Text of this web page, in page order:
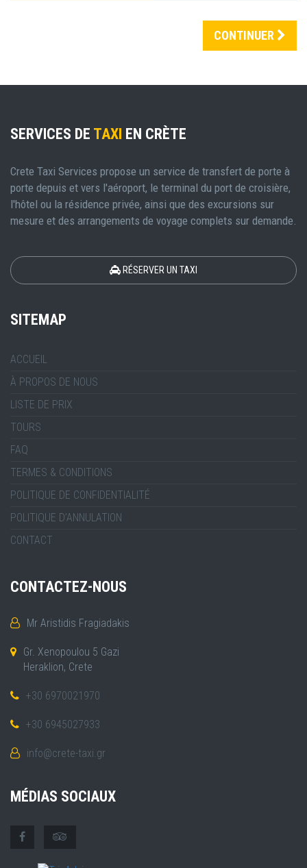
CONTINUER
SERVICES DE TAXI EN CRÈTE
Crete Taxi Services propose un service de transfert de porte à
porte depuis et vers l'aéroport, le terminal du port de croisière,
l'hôtel ou la résidence privée, ainsi que des excursions sur
mesure et des arrangements de voyage complets sur demande.
RÉSERVER UN TAXI
SITEMAP
ACCUEIL
À PROPOS DE NOUS
LISTE DE PRIX
TOURS
FAQ
TERMES & CONDITIONS
POLITIQUE DE CONFIDENTIALITÉ
POLITIQUE D’ANNULATION
CONTACT
CONTACTEZ-NOUS
Mr Aristidis Fragiadakis
Gr. Xenopoulou 5 Gazi
Heraklion, Crete
+30 6970021970
+30 6945027933
info@crete-taxi.gr
MÉDIAS SOCIAUX